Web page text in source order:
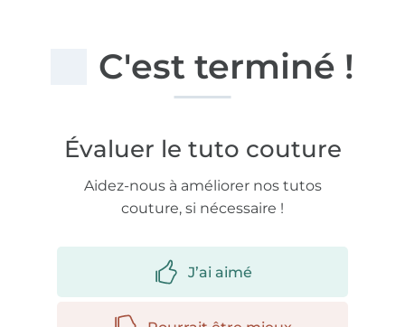
C'est terminé !
Évaluer le tuto couture
Aidez-nous à améliorer nos tutos
couture, si nécessaire !
J’ai aimé